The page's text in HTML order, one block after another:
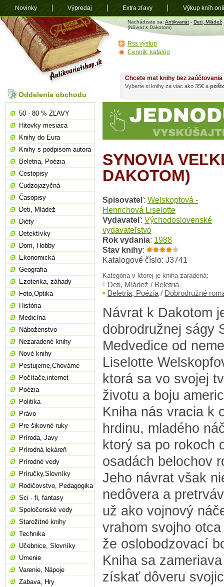
Antikvariát
shop.sk
Nachádzate sa: Antikvariát - Deti, Mládež
(Návrat k Dakotom)
SYNOVIA
DAKOTOM)
Spisovateľ: Welskopfová -
Henrichová Liselotte
Vydavateľ: Východoslovenské
vydavateľstvo
Rok vydania: 1988
Stav knihy:
Katalogové číslo: J3741
Kategória v ktorej je kniha zaradená:
Deti, Mládež / Beletria
Beletria, Poézia / Dobrodružné
Návrat k Dakotom
dobrodružnej ságy
Medvedice od
Liselotte
ktorá sa vo svojej
životu a boju
Kniha nás vracia k
hrdinu, mladého
ktorý sa po rokoch
osadách belochov
Jeho návrat však
nedôvera a
už ako vojnový
vrahom svojho
že oslobodzovací
Kniha sa
získať dôveru
Chcete mat knihy bez
Vyberte si knihy za viac ako 35€ a
Oddelenia obchodu
50 - 80 % ZĽAVY
Hitovky mesiaca
Knihy do Eura
Knihy s podpisom autora
Beletria, Poézia
Cestopisy
Cudzojazyčná
Časopisy
Deti, Mládež
Diéty
Detektívky
Dom, Hobby
Ekonomická
Geografia
Ezoterika, záhady
Foto,Optika
História
Medicína
Náboženstvo
Nezaradené knihy
Nové knihy
Pestujeme,Chováme
Počítače,internet
Poézia
Politika
Právo
Pre šikovné ruky
Príroda, Javy
Prírodná lekáreň
Prírodné vedy
Príručky,Slovníky
Rodičovstvo, Pedagogika
Sci - fi, fantasy
Spoločenské vedy
Starožitné knihy
Technika
Učebnice, Slovníky
Umenie
Varenie, Nápoje
Zabava, Hry
Rss výstup
Cenník, katalóg
Novinky Výpredaj Extra zľavy Výkup kníh